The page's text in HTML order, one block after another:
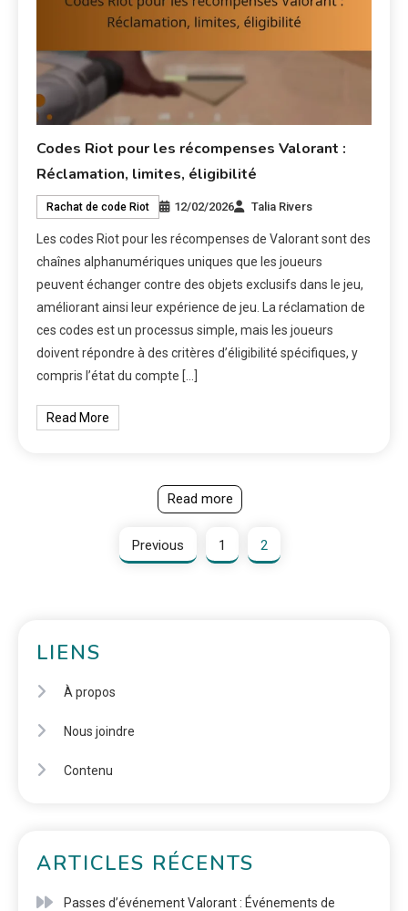
Codes Riot pour les récompenses Valorant :
Réclamation, limites, éligibilité
Rachat de code Riot 12/02/2026 Talia Rivers
Les codes Riot pour les récompenses de Valorant sont des
chaînes alphanumériques uniques que les joueurs
peuvent échanger contre des objets exclusifs dans le jeu,
améliorant ainsi leur expérience de jeu. La réclamation de
ces codes est un processus simple, mais les joueurs
doivent répondre à des critères d’éligibilité spécifiques, y
compris l’état du compte […]
Read More
Read more
Previous 1 2
LIENS
À propos
Nous joindre
Contenu
ARTICLES RÉCENTS
Passes d’événement Valorant : Événements de